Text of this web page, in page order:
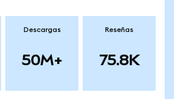
Descargas
50M+
Reseñas
75.8K